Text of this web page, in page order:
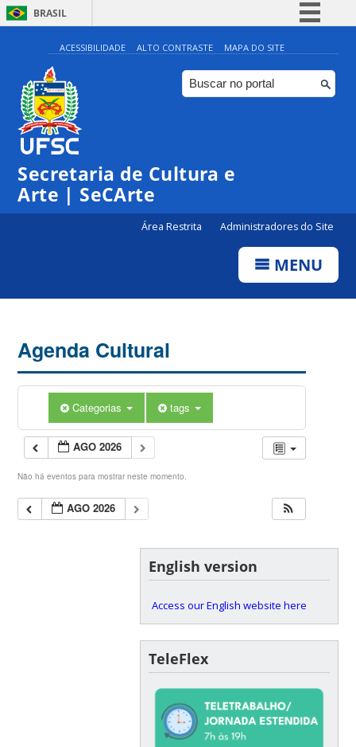
BRASIL
Simplifique!
Comunica BR
Participe
ACESSIBILIDADE ALTO CONTRASTE MAPA DO SITE
Secretaria de Cultura e
Arte | SeCArte
Área Restrita Administradores do Site
MENU
Agenda Cultural
Categorias tags
AGO 2026
Não há eventos para mostrar neste momento.
AGO 2026
English version
Access our English website here
TeleFlex